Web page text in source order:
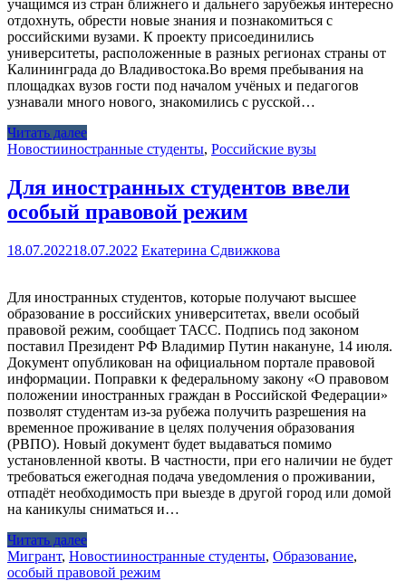
учащимся из стран ближнего и дальнего зарубежья интересно
отдохнуть, обрести новые знания и познакомиться с
российскими вузами. К проекту присоединились
университеты, расположенные в разных регионах страны от
Калининграда до Владивостока.Во время пребывания на
площадках вузов гости под началом учёных и педагогов
узнавали много нового, знакомились с русской…
Читать далее
Новостииностранные студенты, Российские вузы
Для иностранных студентов ввели
особый правовой режим
18.07.202218.07.2022 Екатерина Сдвижкова
Для иностранных студентов, которые получают высшее
образование в российских университетах, ввели особый
правовой режим, сообщает ТАСС. Подпись под законом
поставил Президент РФ Владимир Путин накануне, 14 июля.
Документ опубликован на официальном портале правовой
информации. Поправки к федеральному закону «О правовом
положении иностранных граждан в Российской Федерации»
позволят студентам из-за рубежа получить разрешения на
временное проживание в целях получения образования
(РВПО). Новый документ будет выдаваться помимо
установленной квоты. В частности, при его наличии не будет
требоваться ежегодная подача уведомления о проживании,
отпадёт необходимость при выезде в другой город или домой
на каникулы сниматься и…
Читать далее
Мигрант, Новостииностранные студенты, Образование,
особый правовой режим